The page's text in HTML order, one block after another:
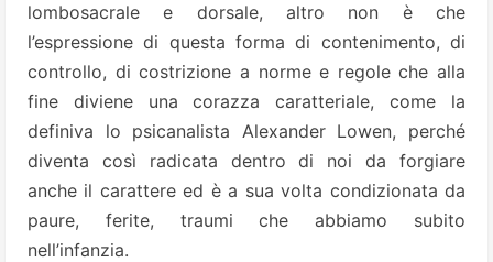
lombosacrale e dorsale, altro non è che
l’espressione di questa forma di contenimento, di
controllo, di costrizione a norme e regole che alla
fine diviene una corazza caratteriale, come la
definiva lo psicanalista Alexander Lowen, perché
diventa così radicata dentro di noi da forgiare
anche il carattere ed è a sua volta condizionata da
paure, ferite, traumi che abbiamo subito
nell’infanzia.